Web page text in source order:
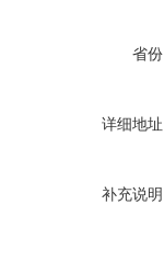
省
详细地
补充说